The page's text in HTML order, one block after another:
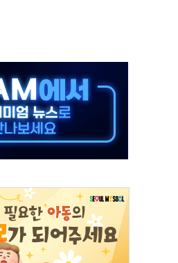
나흘 연속 최고치